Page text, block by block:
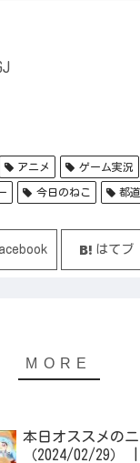
アニメ ゲーム実況
今日のねこ 都
はてブ
本日オススメの
（2024/02/29） |